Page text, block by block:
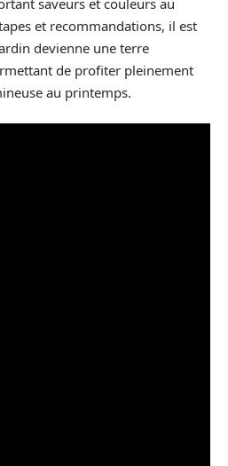
et recommandations, il est
devienne une terre
de profiter pleinement
au printemps.